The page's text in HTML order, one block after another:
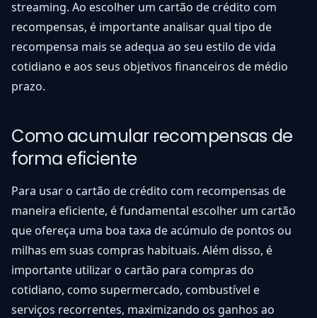
streaming. Ao escolher um cartão de crédito com
recompensas, é importante analisar qual tipo de
recompensa mais se adequa ao seu estilo de vida
cotidiano e aos seus objetivos financeiros de médio
prazo.
Como acumular recompensas de
forma eficiente
Para usar o cartão de crédito com recompensas de
maneira eficiente, é fundamental escolher um cartão
que ofereça uma boa taxa de acúmulo de pontos ou
milhas em suas compras habituais. Além disso, é
importante utilizar o cartão para compras do
cotidiano, como supermercado, combustível e
serviços recorrentes, maximizando os ganhos ao